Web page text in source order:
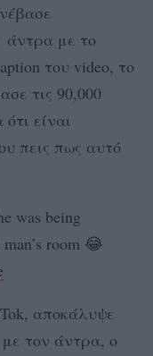
άντρα με το
του video, το
τις 90,000
είναι
πεις πως αυτό
was being
room 😂
αποκάλυψε
τον άντρα, ο